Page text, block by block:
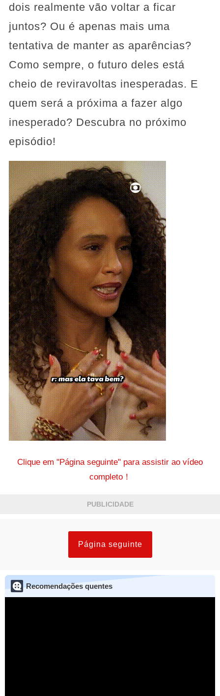
dois realmente vão voltar a ficar
juntos? Ou é apenas mais uma
tentativa de manter as aparências?
Como sempre, o futuro deles está
cheio de reviravoltas inesperadas. E
quem será a próxima a fazer algo
inesperado? Descubra no próximo
episódio!
Clique em "Página seguinte" para assistir ao vídeo
completo！
PUBLICIDADE
Página seguinte
Recomendações quentes